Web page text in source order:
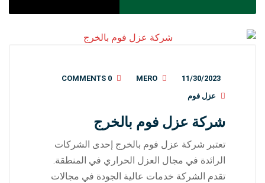
11/30/2023
MERO
0 COMMENTS
عزل فوم
شركة عزل فوم بالخرج
تعتبر شركة عزل فوم بالخرج إحدى الشركات
الرائدة في مجال العزل الحراري في المنطقة.
تقدم الشركة خدمات عالية الجودة في مجالات